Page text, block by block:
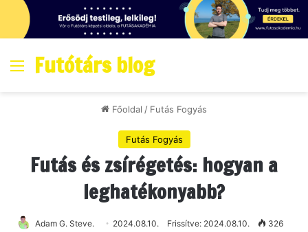
Menő
Futótárs blog
Főoldal / Futás Fogyás
Futás Fogyás
Futás és zsírégetés: hogyan a
leghatékonyabb?
Adam G. Steve. 2024.08.10. Frissítve: 2024.08.10. 326